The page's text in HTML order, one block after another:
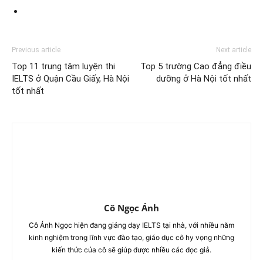
Previous article
Top 11 trung tâm luyện thi
IELTS ở Quận Cầu Giấy, Hà Nội
tốt nhất
Next article
Top 5 trường Cao đẳng điều
dưỡng ở Hà Nội tốt nhất
Cô Ngọc Ánh
Cô Ánh Ngọc hiện đang giảng dạy IELTS tại nhà, với nhiều năm
kinh nghiệm trong lĩnh vực đào tạo, giáo dục cô hy vọng những
kiến thức của cô sẽ giúp được nhiều các đọc giả.